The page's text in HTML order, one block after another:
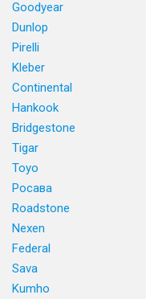
Goodyear
Dunlop
Pirelli
Kleber
Continental
Hankook
Bridgestone
Tigar
Toyo
Росава
Roadstone
Nexen
Federal
Sava
Kumho